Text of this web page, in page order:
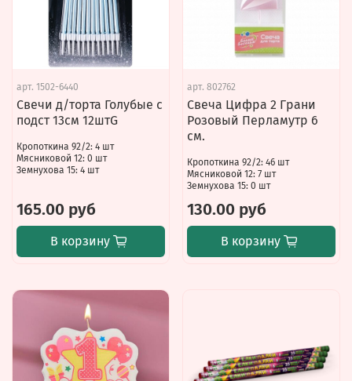
арт. 1502-6440
Свечи д/торта Голубые с
подст 13см 12штG
Кропоткина 92/2: 4 шт
Мясниковой 12: 0 шт
Земнухова 15: 4 шт
165.00 руб
В корзину
арт. 802762
Свеча Цифра 2 Грани
Розовый Перламутр 6
см.
Кропоткина 92/2: 46 шт
Мясниковой 12: 7 шт
Земнухова 15: 0 шт
130.00 руб
В корзину